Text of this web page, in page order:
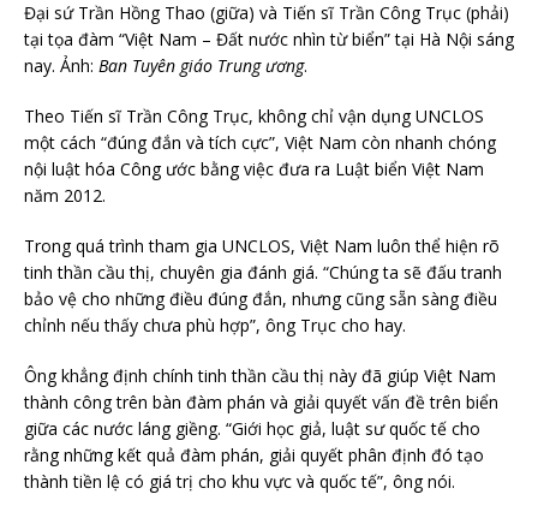
Đại sứ Trần Hồng Thao (giữa) và Tiến sĩ Trần Công Trục (phải)
tại tọa đàm “Việt Nam – Đất nước nhìn từ biển” tại Hà Nội sáng
nay. Ảnh: Ban Tuyên giáo Trung ương.
Theo Tiến sĩ Trần Công Trục, không chỉ vận dụng UNCLOS
một cách “đúng đắn và tích cực”, Việt Nam còn nhanh chóng
nội luật hóa Công ước bằng việc đưa ra Luật biển Việt Nam
năm 2012.
Trong quá trình tham gia UNCLOS, Việt Nam luôn thể hiện rõ
tinh thần cầu thị, chuyên gia đánh giá. “Chúng ta sẽ đấu tranh
bảo vệ cho những điều đúng đắn, nhưng cũng sẵn sàng điều
chỉnh nếu thấy chưa phù hợp”, ông Trục cho hay.
Ông khẳng định chính tinh thần cầu thị này đã giúp Việt Nam
thành công trên bàn đàm phán và giải quyết vấn đề trên biển
giữa các nước láng giềng. “Giới học giả, luật sư quốc tế cho
rằng những kết quả đàm phán, giải quyết phân định đó tạo
thành tiền lệ có giá trị cho khu vực và quốc tế”, ông nói.